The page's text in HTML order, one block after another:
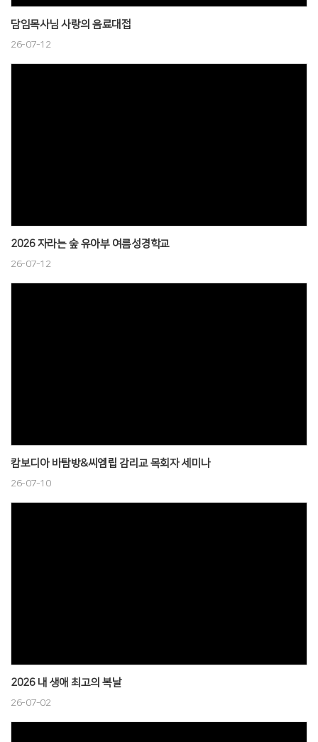
담임목사님 사랑의 음료대접
26-07-12
2026 자라는 숲 유아부 여름성경학교
26-07-12
캄보디아 바탐방&씨엠립 감리교 목회자 세미나
26-07-10
2026 내 생애 최고의 복날
26-07-02